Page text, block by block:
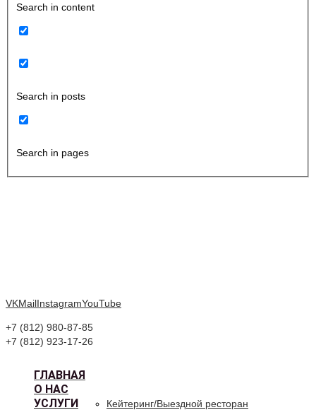
Search in content
Search in posts
Search in pages
VKMailInstagramYouTube
+7 (812) 980-87-85
+7 (812) 923-17-26
ГЛАВНАЯ
О НАС
УСЛУГИ
Кейтеринг/Выездной ресторан